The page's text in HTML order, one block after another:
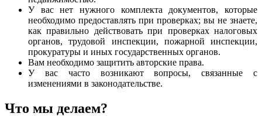
У вас нет нужного комплекта документов, которые
необходимо предоставлять при проверках; вы не знаете,
как правильно действовать при проверках налоговых
органов, трудовой инспекции, пожарной инспекции,
прокуратуры и иных государственных органов.
Вам необходимо защитить авторские права.
У вас часто возникают вопросы, связанные с
изменениями в законодательстве.
Что мы делаем?